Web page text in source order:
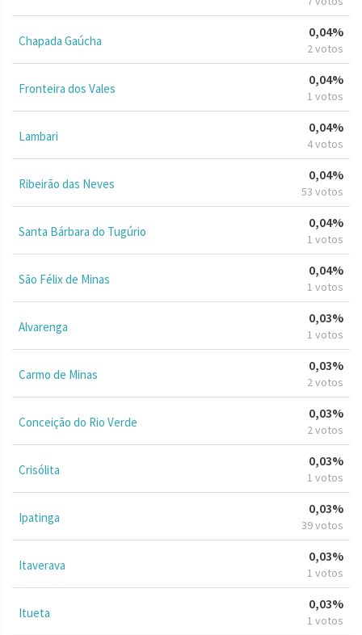
Chapada Gaúcha
0,04%
2 votos
Fronteira dos Vales
0,04%
1 votos
Lambari
0,04%
4 votos
Ribeirão das Neves
0,04%
53 votos
Santa Bárbara do Tugúrio
0,04%
1 votos
São Félix de Minas
0,04%
1 votos
Alvarenga
0,03%
1 votos
Carmo de Minas
0,03%
2 votos
Conceição do Rio Verde
0,03%
2 votos
Crisólita
0,03%
1 votos
Ipatinga
0,03%
39 votos
Itaverava
0,03%
1 votos
Itueta
0,03%
1 votos